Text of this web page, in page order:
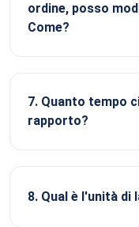
ordine, posso
Come?
7. Quanto tempo
rapporto?
8. Qual è l'unità di